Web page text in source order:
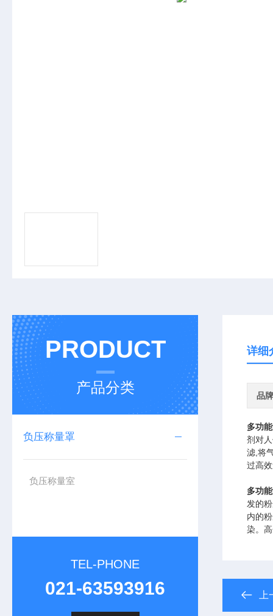
PRODUCT
产品分类
负压称量罩
负压称量室
TEL-PHONE
021-63593916
详细
品牌
多功
剂对
滤,将
过高
多功
发的
内的
染。